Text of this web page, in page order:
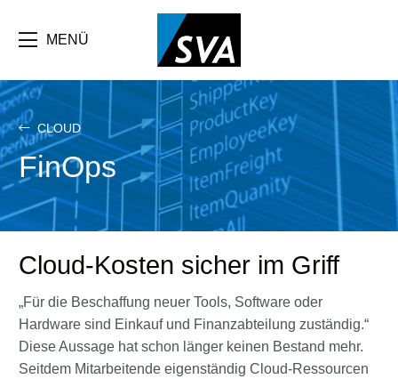
Inhalt
MENÜ
CLOUD
FinOps
Cloud-Kosten sicher im Griff
„Für die Beschaffung neuer Tools, Software oder
Hardware sind Einkauf und Finanzabteilung zuständig.“
Diese Aussage hat schon länger keinen Bestand mehr.
Seitdem Mitarbeitende eigenständig Cloud-Ressourcen